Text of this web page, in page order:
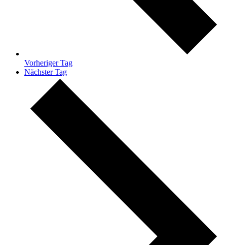
Vorheriger Tag
Nächster Tag